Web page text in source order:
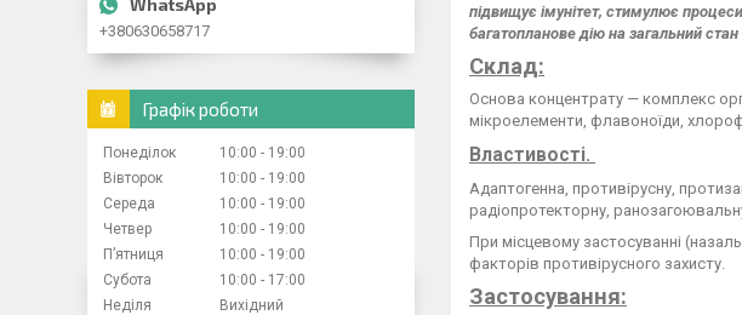
підвищує імунітет, стимулює
багатопланове дію на загальний стан
Склад:
Основа концентрату — комплекс
мікроелементи, флавоноїди,
Властивості.
Адаптогенна, противірусну,
радіопротекторну,
При місцевому застосуванні
факторів противірусного захисту.
Застосування:
+380630658717
Графік роботи
Понеділок 10:00
19:00
Вівторок
10:00
19:00
Середа
10:00
19:00
Четвер
10:00
19:00
Пʼятниця
10:00
19:00
Субота
10:00
17:00
Неділя
Вихідний